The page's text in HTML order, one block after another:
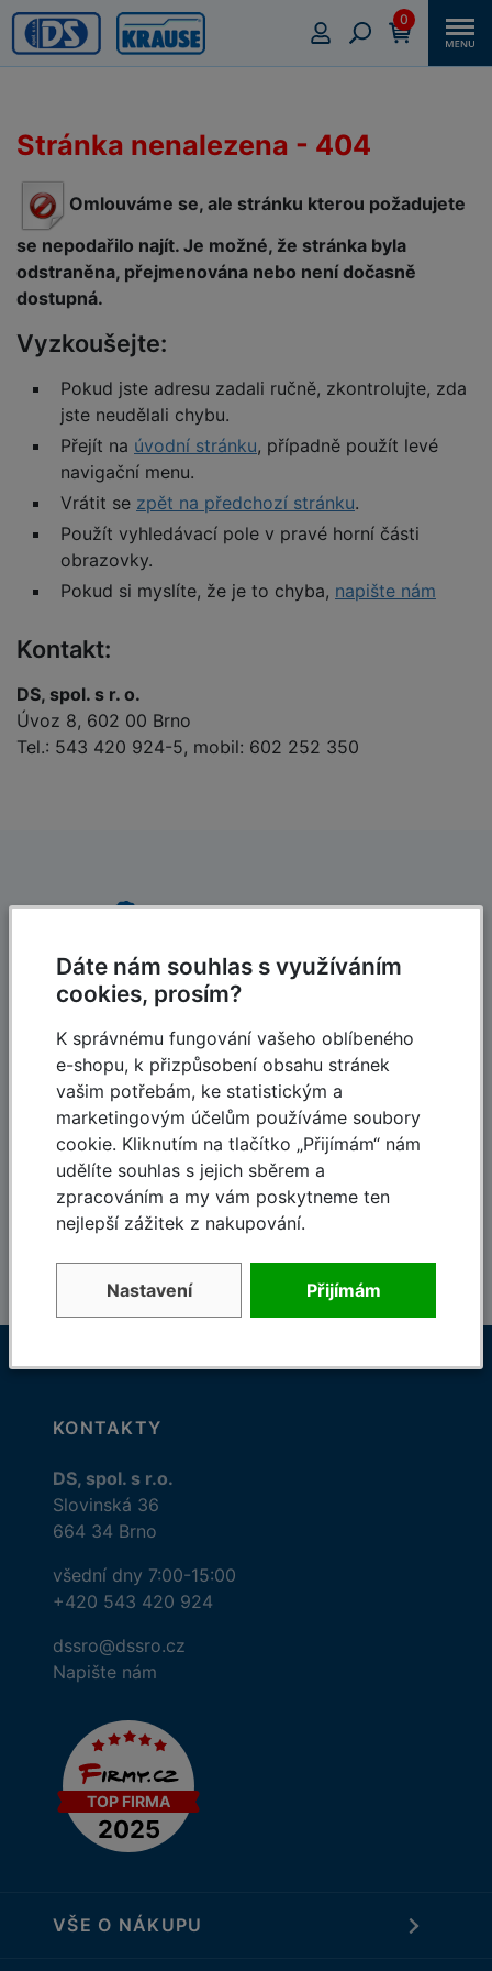
0
Stránka nenalezena - 404
Omlouváme se, ale stránku kterou požadujete
se nepodařilo najít. Je možné, že stránka byla
odstraněna, přejmenována nebo není dočasně
dostupná.
Vyzkoušejte:
Pokud jste adresu zadali ručně, zkontrolujte, zda
jste neudělali chybu.
Přejít na úvodní stránku, případně použít levé
navigační menu.
Vrátit se zpět na předchozí stránku.
Použít vyhledávací pole v pravé horní části
obrazovky.
Pokud si myslíte, že je to chyba, napište nám
Kontakt:
DS, spol. s r. o.
Úvoz 8, 602 00 Brno
Tel.: 543 420 924-5, mobil: 602 252 350
Dlouholetá tradice
120-letá tradice,
založeno 1900
Rychlé dodání
Skvělé ceny
Které vás potěší
Kvalifikovaný
Odborný tým Krause
KONTAKTY
DS, spol. s r.o.
Slovinská 36
664 34 Brno
všední dny 7:00-15:00
+420 543 420 924
dssro@dssro.cz
Napište nám
VŠE O NÁKUPU
Dáte nám souhlas s využíváním
cookies, prosím?
K správnému fungování vašeho oblíbeného
e-shopu, k přizpůsobení obsahu stránek
vašim potřebám, ke statistickým a
marketingovým účelům používáme soubory
cookie. Kliknutím na tlačítko „Přijímám“ nám
udělíte souhlas s jejich sběrem a
zpracováním a my vám poskytneme ten
nejlepší zážitek z nakupování.
Nastavení Přijímám